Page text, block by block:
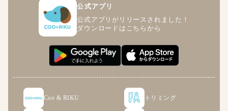
公式アプリ
公式アプリがリリースされました！
ダウンロードはこちらから
Coo & RIKU トリミング